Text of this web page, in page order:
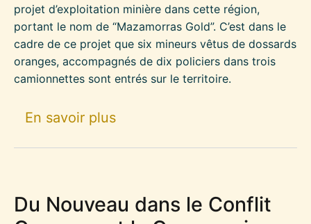
projet d’exploitation minière dans cette région,
portant le nom de “Mazamorras Gold”. C’est dans le
cadre de ce projet que six mineurs vêtus de dossards
oranges, accompagnés de dix policiers dans trois
camionnettes sont entrés sur le territoire.
En savoir plussur Retour de la Gran
Du Nouveau dans le Conflit